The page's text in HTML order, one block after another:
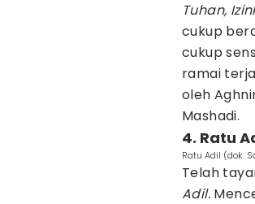
Tuhan,
cukup
cukup
ramai
oleh
Mashadi.
4. Ratu
Ratu Adil (dok.
Telah
Adil.